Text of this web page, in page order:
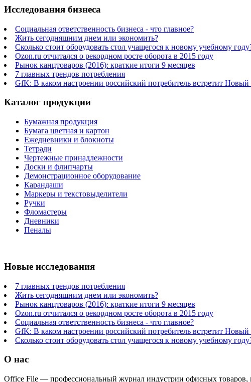
Исследования бизнеса
Социальная ответственность бизнеса - что главное?
Жить сегодняшним днем или экономить?
Сколько стоит оборудовать стол учащегося к новому учебному
Ozon.ru отчитался о рекордном росте оборота в 2015 году
Рынок канцтоваров (2016): краткие итоги 9 месяцев
7 главных трендов потребления
GfK: В каком настроении российский потребитель встретит Новый
Каталог продукции
Бумажная продукция
Бумага цветная и картон
Ежедневники и блокноты
Тетради
Чертежные принадлежности
Доски и флипчарты
Демонстрационное оборудование
Карандаши
Маркеры и текстовыделители
Ручки
Фломастеры
Дневники
Пеналы
Новые исследования
7 главных трендов потребления
Жить сегодняшним днем или экономить?
Рынок канцтоваров (2016): краткие итоги 9 месяцев
Ozon.ru отчитался о рекордном росте оборота в 2015 году
Социальная ответственность бизнеса - что главное?
GfK: В каком настроении российский потребитель встретит Новый
Сколько стоит оборудовать стол учащегося к новому учебному
О нас
Office File — профессиональный журнал индустрии офисных товаров,